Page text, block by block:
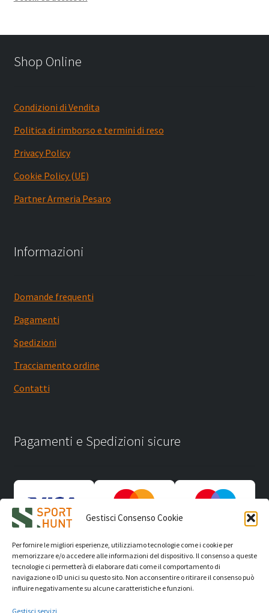
Gestisci Consenso Cookie
Per fornire le migliori esperienze, utilizziamo tecnologie come i cookie per
memorizzare e/o accedere alle informazioni del dispositivo. Il consenso a queste
tecnologie ci permetterà di elaborare dati come il comportamento di
navigazione o ID unici su questo sito. Non acconsentire o ritirare il consenso può
influire negativamente su alcune caratteristiche e funzioni.
Gestisci servizi
Shop Online
Condizioni di Vendita
Politica di rimborso e termini di reso
Privacy Policy
Cookie Policy (UE)
Partner Armeria Pesaro
Informazioni
Domande frequenti
Pagamenti
Spedizioni
Tracciamento ordine
Contatti
Pagamenti e Spedizioni sicure